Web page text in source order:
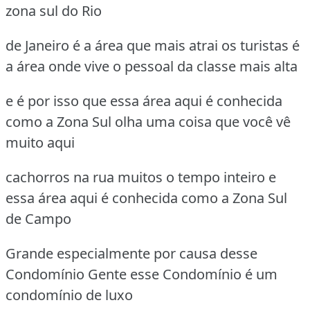
zona sul do Rio
de Janeiro é a área que mais atrai os turistas é
a área onde vive o pessoal da classe mais alta
e é por isso que essa área aqui é conhecida
como a Zona Sul olha uma coisa que você vê
muito aqui
cachorros na rua muitos o tempo inteiro e
essa área aqui é conhecida como a Zona Sul
de Campo
Grande especialmente por causa desse
Condomínio Gente esse Condomínio é um
condomínio de luxo